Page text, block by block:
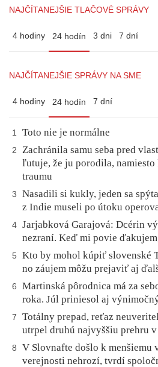
NAJČÍTANEJŠIE TLAČOVÉ SPRÁVY
4 hodiny 24 hodín 3 dni 7 dní
NAJČÍTANEJŠIE SPRÁVY NA SME
4 hodiny 24 hodín 7 dní
1 Toto nie je normálne
2
Zachránila samu seba pred
ľutuje, že ju porodila, namiesto
traumu
3
Nasadili si kukly, jeden sa
z Indie museli po útoku
4 Jarjabková Garajová: Dcérin
nezraní. Keď mi povie
5
Kto by mohol kúpiť slovenské
no záujem môžu prejaviť aj
6
Martinská pôrodnica má za
roka. Júl priniesol aj
7
Totálny prepad, reťaz
utrpel druhú najvyššiu prehru v
8
V Slovnafte došlo k menšiemu
verejnosti nehrozí, tvrdí